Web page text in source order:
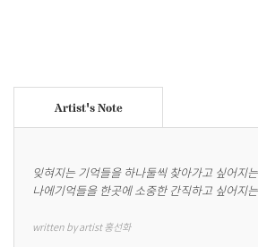
Artist's Note
잊혀지는 기억들을 하나둘씩 찾아가고 싶어지는
나에기억들을 한곳에 소중한 간직하고 싶어지
written by artist 홍선화